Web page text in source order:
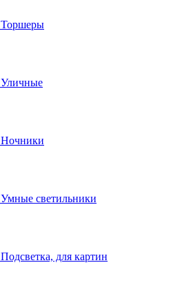
Торшеры
Уличные
Ночники
Умные светильники
Подсветка, для картин